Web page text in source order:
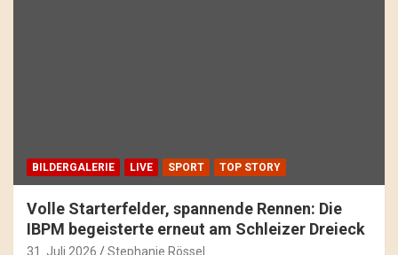
BILDERGALERIE LIVE SPORT TOP STORY
Volle Starterfelder, spannende Rennen: Die
IBPM begeisterte erneut am Schleizer Dreieck
31. Juli 2026 Stephanie Rössel